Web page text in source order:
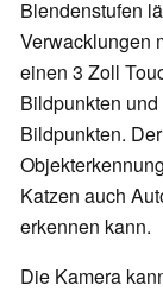
Blendenstufen
Verwacklungen
einen 3 Zoll
Bildpunkten
Bildpunkten.
Katzen auch
erkennen kann.
Die Kamera